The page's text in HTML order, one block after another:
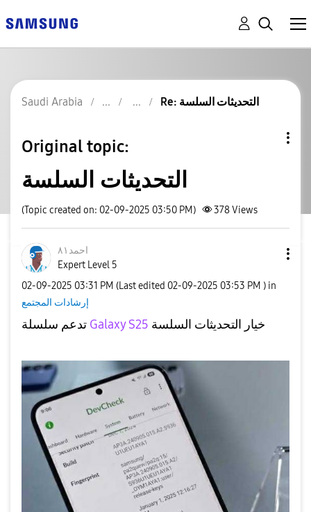
Saudi Arabia Re: التحديثات السلسة
Original topic:
التحديثات السلسة
(Topic created on: 02-09-2025 03:50 PM) 378Views
احمد٨١
Expert Level 5
‎02-09-2025 03:31 PM (Last edited ‎02-09-2025 03:53 PM ) in
إرشادات المجتمع
Galaxy S25 خيار التحديثات السلسة